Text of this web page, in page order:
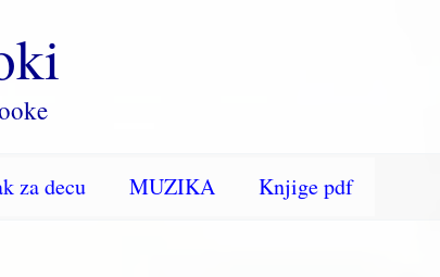
za decu MUZIKA Knjige pdf